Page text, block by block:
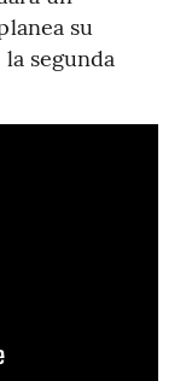
su
segunda